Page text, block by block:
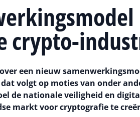
crypto-
een nieuw
volgt op moties van onder
de nationale veiligheid en
markt voor cryptografie te